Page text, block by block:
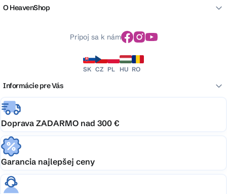
O HeavenShop
Pripoj sa k nám
SK CZ PL HU RO
Informácie pre Vás
Doprava ZADARMO nad 300 €
Garancia najlepšej ceny